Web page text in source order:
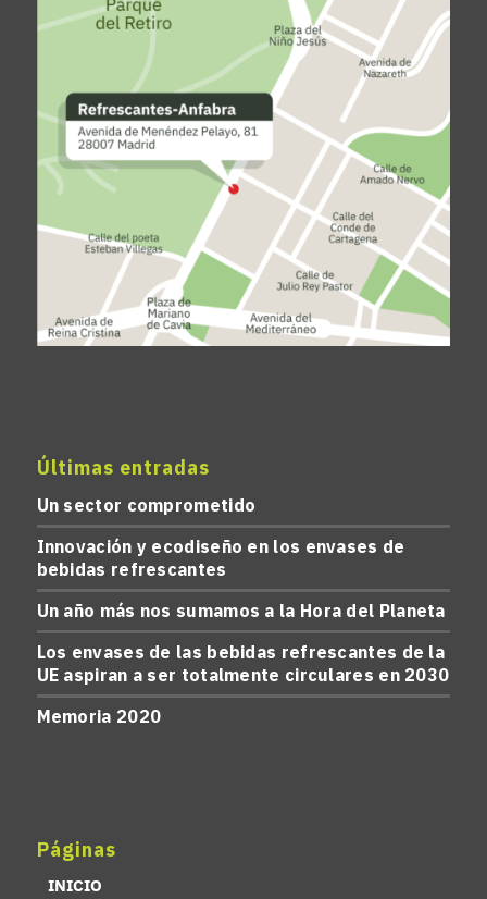
Últimas entradas
Un sector comprometido
Innovación y ecodiseño en los envases de
bebidas refrescantes
Un año más nos sumamos a la Hora del Planeta
Los envases de las bebidas refrescantes de la
UE aspiran a ser totalmente circulares en 2030
Memoria 2020
Páginas
INICIO